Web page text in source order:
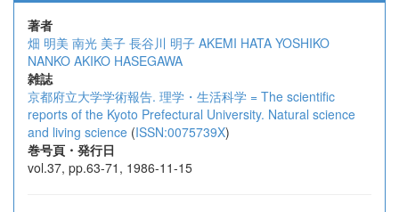
著者
畑 明美 南光 美子 長谷川 明子 AKEMI HATA YOSHIKO
NANKO AKIKO HASEGAWA
雑誌
京都府立大学学術報告. 理学・生活科学 = The scientific
reports of the Kyoto Prefectural University. Natural science
and living science (ISSN:0075739X)
巻号頁・発行日
vol.37, pp.63-71, 1986-11-15